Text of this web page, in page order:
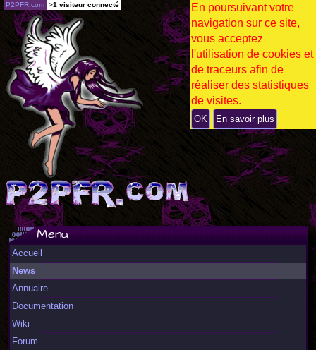
Menu
Accueil
News
Annuaire
Documentation
Wiki
Forum
P2PFR.com >1 visiteur connecté
En poursuivant votre
navigation sur ce site,
vous acceptez
l'utilisation de cookies et
de traceurs afin de
réaliser des statistiques
de visites.
OK En savoir plus